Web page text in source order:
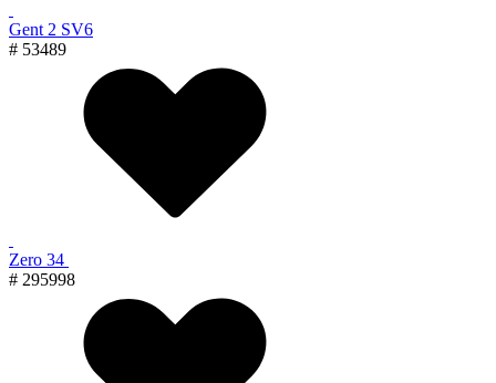
Gent 2 SV6
# 53489
Zero 34
# 295998